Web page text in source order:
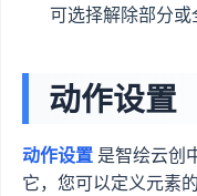
可选择解除部分或
动作设置
动作设置 是智绘云创
它，您可以定义元素的